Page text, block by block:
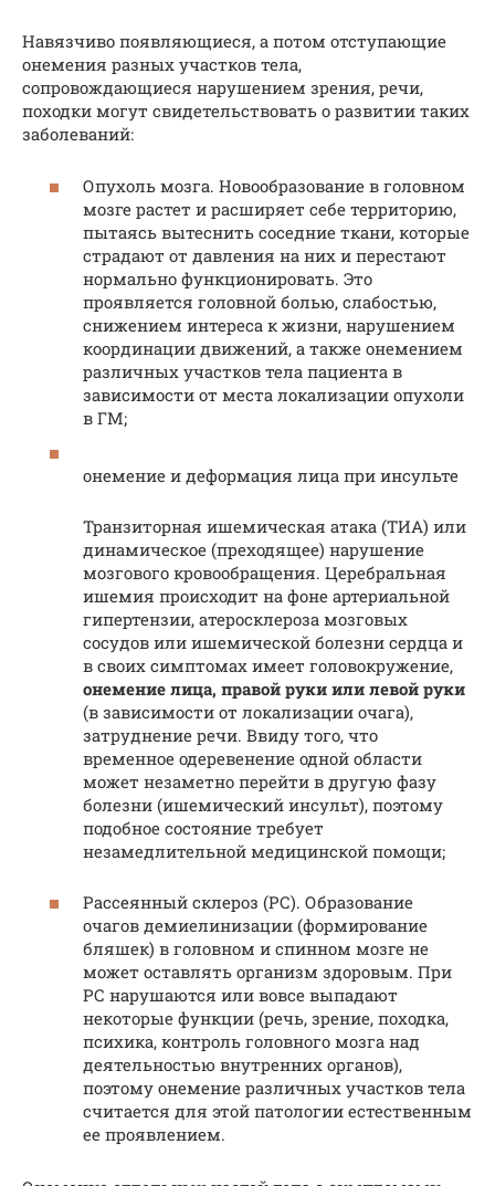
Навязчиво появляющиеся, а потом отступающие
онемения разных участков тела,
сопровождающиеся нарушением зрения, речи,
походки могут свидетельствовать о развитии таких
заболеваний:
Опухоль мозга. Новообразование в головном
мозге растет и расширяет себе территорию,
пытаясь вытеснить соседние ткани, которые
страдают от давления на них и перестают
нормально функционировать. Это
проявляется головной болью, слабостью,
снижением интереса к жизни, нарушением
координации движений, а также онемением
различных участков тела пациента в
зависимости от места локализации опухоли
в ГМ;
онемение и деформация лица при инсульте
Транзиторная ишемическая атака (ТИА) или
динамическое (преходящее) нарушение
мозгового кровообращения. Церебральная
ишемия происходит на фоне артериальной
гипертензии, атеросклероза мозговых
сосудов или ишемической болезни сердца и
в своих симптомах имеет головокружение,
онемение лица, правой руки или левой руки
(в зависимости от локализации очага),
затруднение речи. Ввиду того, что
временное одеревенение одной области
может незаметно перейти в другую фазу
болезни (ишемический инсульт), поэтому
подобное состояние требует
незамедлительной медицинской помощи;
Рассеянный склероз (РС). Образование
очагов демиелинизации (формирование
бляшек) в головном и спинном мозге не
может оставлять организм здоровым. При
РС нарушаются или вовсе выпадают
некоторые функции (речь, зрение, походка,
психика, контроль головного мозга над
деятельностью внутренних органов),
поэтому онемение различных участков тела
считается для этой патологии естественным
ее проявлением.